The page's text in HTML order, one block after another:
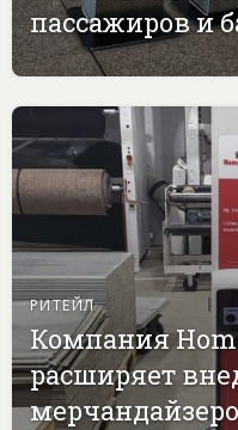
пассажиров и
РИТЕЙЛ
Компания
расширяет